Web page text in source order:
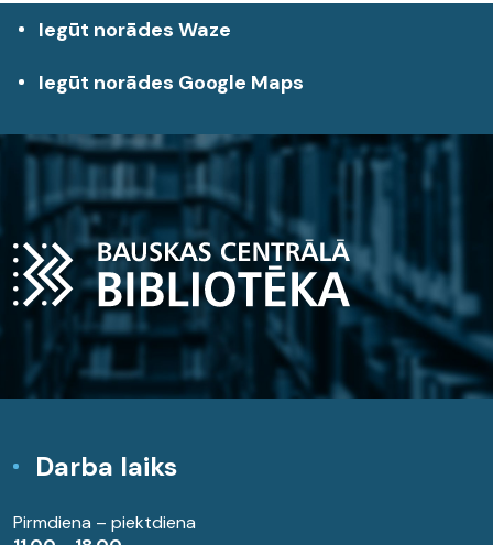
Iegūt norādes Waze
Iegūt norādes Google Maps
Darba laiks
Pirmdiena – piektdiena